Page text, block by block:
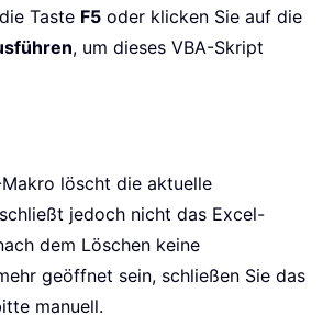
Taste F5 oder klicken Sie auf die
, um dieses VBA-Skript
Makro löscht die aktuelle
jedoch nicht das Excel-
dem Löschen keine
geöffnet sein, schließen Sie das
manuell.